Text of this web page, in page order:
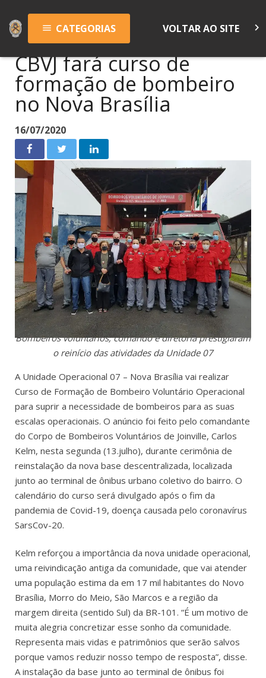
menu CATEGORIAS VOLTAR AO SITE keyboard_arrow_right
CBVJ fará curso de
formação de bombeiro
no Nova Brasília
16/07/2020
Bombeiros voluntários, comando e diretoria prestigiaram
o reinício das atividades da Unidade 07
A Unidade Operacional 07 – Nova Brasília vai realizar
Curso de Formação de Bombeiro Voluntário Operacional
para suprir a necessidade de bombeiros para as suas
escalas operacionais. O anúncio foi feito pelo comandante
do Corpo de Bombeiros Voluntários de Joinville, Carlos
Kelm, nesta segunda (13.julho), durante cerimônia de
reinstalação da nova base descentralizada, localizada
junto ao terminal de ônibus urbano coletivo do bairro. O
calendário do curso será divulgado após o fim da
pandemia de Covid-19, doença causada pelo coronavírus
SarsCov-20.
Kelm reforçou a importância da nova unidade operacional,
uma reivindicação antiga da comunidade, que vai atender
uma população estima da em 17 mil habitantes do Novo
Brasília, Morro do Meio, São Marcos e a região da
margem direita (sentido Sul) da BR-101. “É um motivo de
muita alegria concretizar esse sonho da comunidade.
Representa mais vidas e patrimônios que serão salvos
porque vamos reduzir nosso tempo de resposta”, disse.
A instalação da base junto ao terminal de ônibus foi